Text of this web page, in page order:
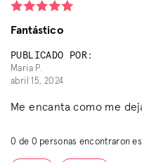
Fantástico
PUBLICADO POR:
Maria P.
abril 15, 2024
Me encanta como me
0 de 0 personas encontraron